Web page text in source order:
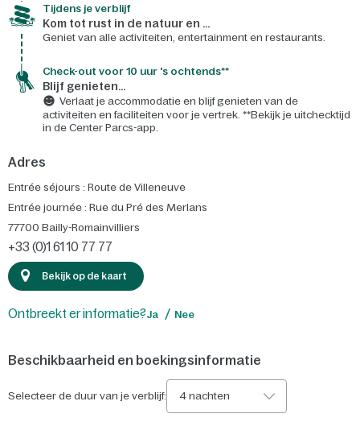
Tijdens je verblijf
Kom tot rust in de natuur en ...
Geniet van alle activiteiten, entertainment en restaurants.
Check-out voor 10 uur 's ochtends**
Blijf genieten...
Verlaat je accommodatie en blijf genieten van de
activiteiten en faciliteiten voor je vertrek. **Bekijk je uitchecktijd
in de Center Parcs-app.
Adres
Entrée séjours : Route de Villeneuve
Entrée journée : Rue du Pré des Merlans
77700 Bailly-Romainvilliers
+33 (0)1 61 10 77 77
Bekijk op de kaart
Ontbreekt er informatie?Ja Nee
Beschikbaarheid en boekingsinformatie
Selecteer de duur van je verblijf: 4 nachten